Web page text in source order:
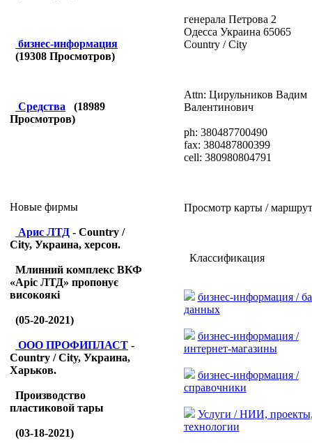
бизнес-информация
(19308 Просмотров)
Средства (18989
Просмотров)
Новые фирмы
Арис ЛТД - Country /
City, Украина, херсон.
Млинний комплекс ВКФ
«Аріс ЛТД» пропонує
високоякі
(05-20-2021)
ООО ПРОФИПЛАСТ -
Country / City, Украина,
Харьков.
Производство
пластиковой тары
(03-18-2021)
генерала Петрова 2
Одесса Украина 65065
Country / City
Attn: Цирульников Вадим
Валентинович
ph: 380487700490
fax: 380487800399
cell: 380980804791
Просмотр карты /
Классификация
бизнес-информация /
данных
бизнес-информация /
интернет-магазины
бизнес-информация /
справочники
Услуги / НИИ,
технологии